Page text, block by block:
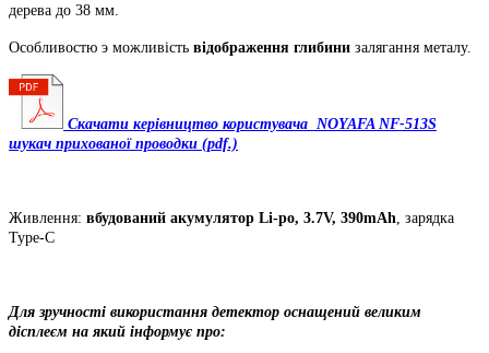
дерева до 38 мм.
Особливостю э можливість відображення глибини залягання металу.
Скачати керівництво користувача NOYAFA NF-513S
шукач прихованої проводки (pdf.)
Живлення: вбудований акумулятор Li-po, 3.7V, 390mAh , зарядка
Type-C
Для зручності використання детектор оснащений великим
дісплеєм на який інформує про: